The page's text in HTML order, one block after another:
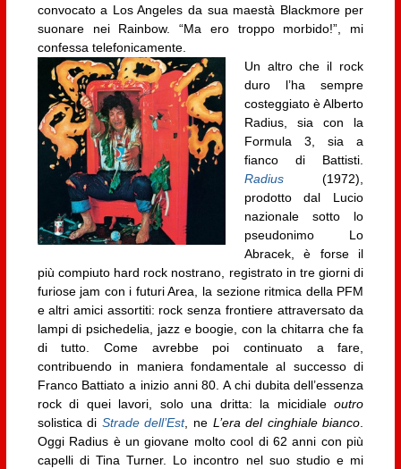
convocato a Los Angeles da sua maestà Blackmore per
suonare nei Rainbow. “Ma ero troppo morbido!”, mi
confessa telefonicamente.
Un altro che il rock
duro l’ha sempre
costeggiato è Alberto
Radius, sia con la
Formula 3, sia a
fianco di Battisti.
Radius(1972),
prodotto dal Lucio
nazionale sotto lo
pseudonimo Lo
Abracek, è forse il
più compiuto hard rock nostrano, registrato in tre giorni di
furiose jam con i futuri Area, la sezione ritmica della PFM
e altri amici assortiti: rock senza frontiere attraversato da
lampi di psichedelia, jazz e boogie, con la chitarra che fa
di tutto. Come avrebbe poi continuato a fare,
contribuendo in maniera fondamentale al successo di
Franco Battiato a inizio anni 80. A chi dubita dell’essenza
rock di quei lavori, solo una dritta: la micidialeoutro
solistica di Strade dell’Est, ne L’era del cinghiale bianco.
Oggi Radius è un giovane molto cool di 62 anni con più
capelli di Tina Turner. Lo incontro nel suo studio e mi